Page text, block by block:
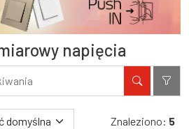
napięcia
Filtry
Znaleziono: 5